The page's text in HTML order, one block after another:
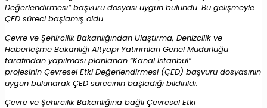
Değerlendirmesi” başvuru dosyası uygun bulundu. Bu gelişmeyle
ÇED süreci başlamış oldu.
Çevre ve Şehircilik Bakanlığından Ulaştırma, Denizcilik ve
Haberleşme Bakanlığı Altyapı Yatırımları Genel Müdürlüğü
tarafından yapılması planlanan “Kanal İstanbul”
projesinin Çevresel Etki Değerlendirmesi (ÇED) başvuru dosyasının
uygun bulunarak ÇED sürecinin başladığı bildirildi.
Çevre ve Şehircilik Bakanlığına bağlı Çevresel Etki